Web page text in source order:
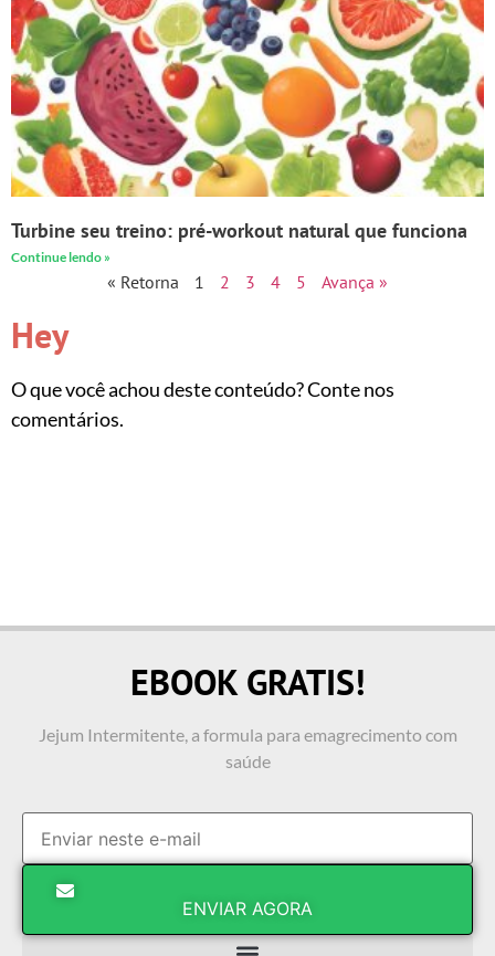
Turbine seu treino: pré-workout natural que funciona
Continue lendo »
« Retorna 1 2 3 4 5 Avança »
Hey
O que você achou deste conteúdo? Conte nos
comentários.
EBOOK GRATIS!
Jejum Intermitente, a formula para emagrecimento com
saúde
ENVIAR AGORA